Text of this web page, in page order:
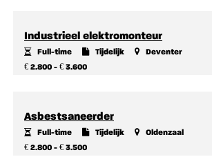
Industrieel elektromonteur
Full-time Tijdelijk
Deventer
€ 2.800 - € 3.600
Asbestsaneerder
Full-time Tijdelijk
Oldenzaal
€ 2.800 - € 3.500